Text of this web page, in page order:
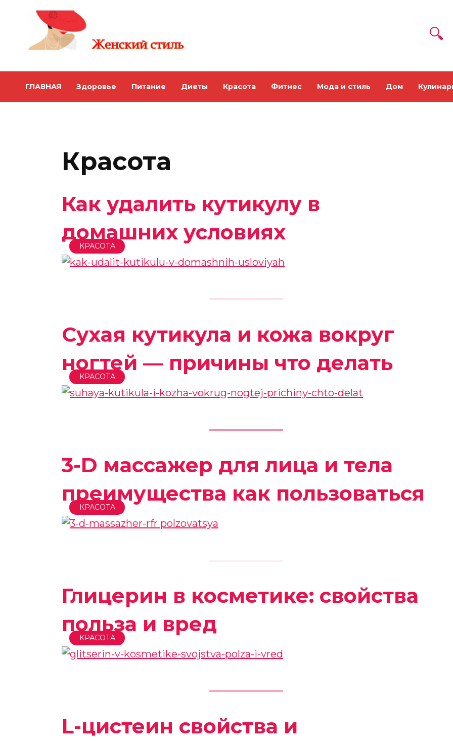
ГЛАВНАЯ Здоровье Питание Диеты Красота Фитнес Мода и стиль Дом
Красота
Как удалить кутикулу в
домашних условиях
КРАСОТА
Сухая кутикула и кожа вокруг
ногтей — причины что делать
КРАСОТА
3-D массажер для лица и тела
преимущества как пользоваться
КРАСОТА
Глицерин в косметике: свойства
польза и вред
КРАСОТА
L-цистеин свойства и